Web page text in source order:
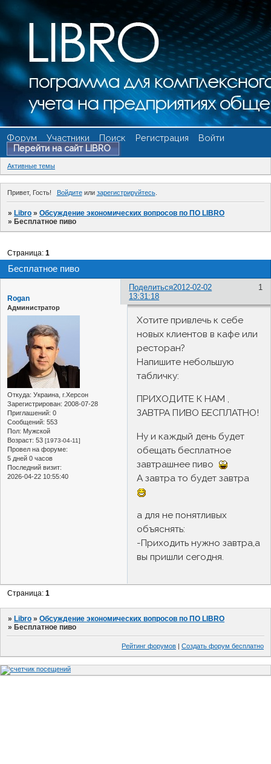
Форум Участники Поиск Регистрация
Войти
Перейти на сайт LIBRO
Активные темы
Привет, Гость! Войдитеили зарегистрируйтесь.
»Libro »Обсуждение экономических вопросов по ПО LIBRO
»Бесплатное пиво
Бесплатное пиво
Страница:1
Поделиться 1
2012-02-02
13:31:18
Rogan
Администратор
Откуда: Украина, г.Херсон
Зарегистрирован: 2008-07-28
Приглашений: 0
Сообщений: 553
Пол: Мужской
Возраст: 53 [1973-04-11]
Провел на форуме:
5 дней 0 часов
Последний визит:
2026-04-22 10:55:40
Хотите привлечь к себе
новых клиентов в кафе или
ресторан?
Напишите небольшую
табличку:
ПРИХОДИТЕ К НАМ ,
ЗАВТРА ПИВО БЕСПЛАТНО!
Ну и каждый день будет
обещать бесплатное
завтрашнее пиво
А завтра то будет завтра
а для не понятливых
объяснять:
-Приходить нужно завтра,а
вы пришли сегодня.
Страница:1
»Libro »Обсуждение экономических вопросов по ПО LIBRO
»Бесплатное пиво
Рейтинг форумов | Создать форум бесплатно